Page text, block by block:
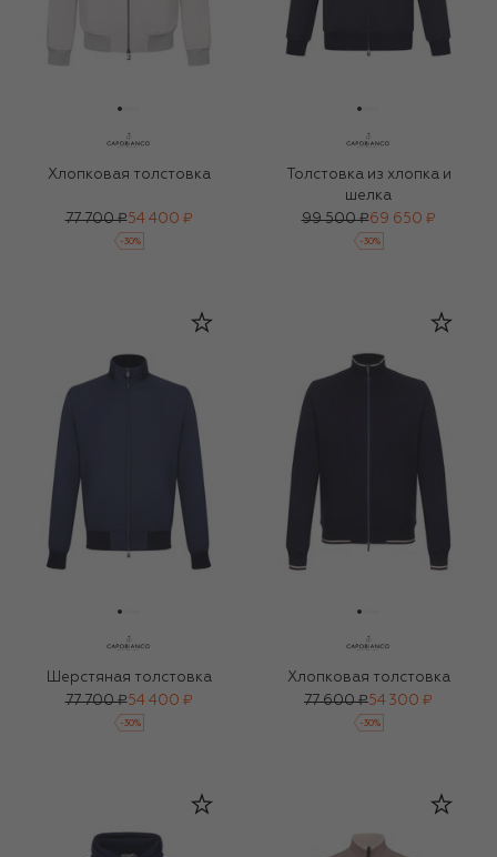
Хлопковая толстовка
77 700 ₽54 400 ₽
-30%
Толстовка из хлопка и
шелка
99 500 ₽69 650 ₽
-30%
Шерстяная толстовка
77 700 ₽54 400 ₽
-30%
Хлопковая толстовка
77 600 ₽54 300 ₽
-30%